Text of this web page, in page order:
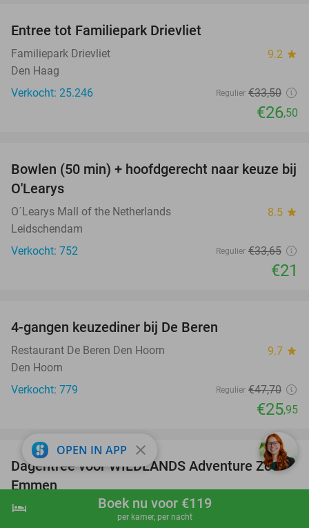
shopping_cart Boek nu
hotel Boek nu voor €119
per kamer, per nacht
Entree tot Familiepark Drievliet
Familiepark Drievliet 9.2 star
Den Haag
Verkocht: 25.246
Regulier €33,50
€26,50
38%
Bowlen (50 min) + hoofdgerecht naar keuze bij
O'Learys
O´Learys Mall of the Netherlands 8.5 star
Leidschendam
Verkocht: 752
Regulier €33,65
€21
4-gangen keuzediner bij De Beren
Restaurant De Beren Den Hoorn 9.7 star
Den Hoorn
Verkocht: 779
Regulier €47,70
€25,95
24%
favorite_border
Dagentree voor WILDLANDS Adventure Zoo
Emmen
WILDLANDS Adventure Zoo Emmen
OPEN IN APP close